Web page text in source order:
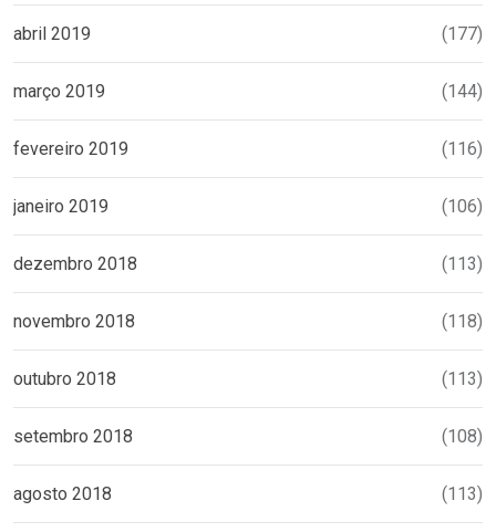
abril 2019 (177)
março 2019 (144)
fevereiro 2019 (116)
janeiro 2019 (106)
dezembro 2018 (113)
novembro 2018 (118)
outubro 2018 (113)
setembro 2018 (108)
agosto 2018 (113)